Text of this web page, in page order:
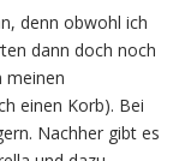
denn obwohl ich
dann doch noch
meinen
einen Korb). Bei
Nachher gibt es